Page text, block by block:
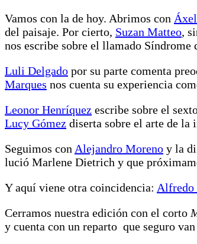
Vamos con la de hoy. Abrimos con
del paisaje. Por cierto, Suzan Matteo,
nos escribe sobre el llamado
Luli Delgado por su parte comenta
Marques nos cuenta su experiencia
Leonor Henríquez escribe sobre el
Lucy Gómez diserta sobre el arte de la
Seguimos con Alejandro Moreno y la
lució Marlene Dietrich y que
Y aquí viene otra coincidencia: Alfredo
Cerramos nuestra edición con el corto
y cuenta con un reparto que seguro